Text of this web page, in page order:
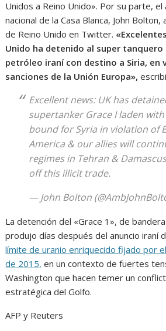
Unidos a Reino Unido». Por su parte,
nacional de la Casa Blanca, John Bolton,
de Reino Unido en Twitter.
Unido ha detenido al super tanquero
petróleo iraní con destino a Siria, en
sanciones de la Unión Europa»,
Excellent news: UK has
supertanker Grace I laden
bound for Syria in violation of
America & our allies will
regimes in Tehran &
off this illicit trade.
— John Bolton
La detención del «Grace 1», de
produjo días después del anuncio iraní
límite de uranio enriquecido fijado por
de 2015, en un contexto de fuertes
Washington que hacen temer un
estratégica del Golfo.
AFP y Reuters